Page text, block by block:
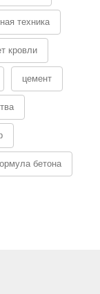
техника
кровли
цемент
бетона